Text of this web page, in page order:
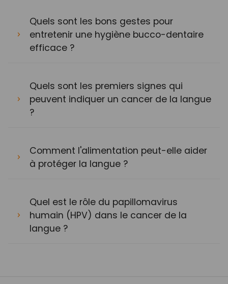
Quels sont les bons gestes pour
entretenir une hygiène bucco-dentaire
efficace ?
Quels sont les premiers signes qui
peuvent indiquer un cancer de la langue
?
Comment l'alimentation peut-elle aider
à protéger la langue ?
Quel est le rôle du papillomavirus
humain (HPV) dans le cancer de la
langue ?